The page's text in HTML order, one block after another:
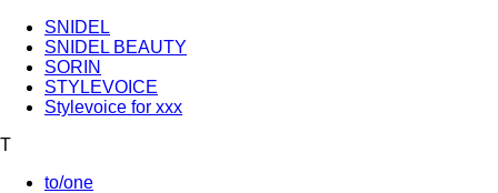
SNIDEL
SNIDEL BEAUTY
SORIN
STYLEVOICE
Stylevoice for xxx
T
to/one